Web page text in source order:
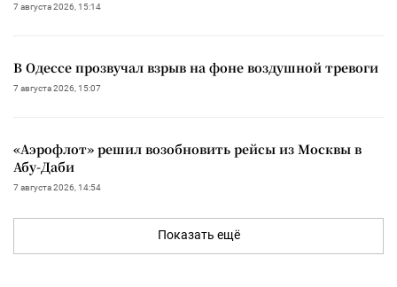
7 августа 2026, 15:14
В Одессе прозвучал взрыв на фоне воздушной тревоги
7 августа 2026, 15:07
«Аэрофлот» решил возобновить рейсы из Москвы в
Абу-Даби
7 августа 2026, 14:54
Показать ещё